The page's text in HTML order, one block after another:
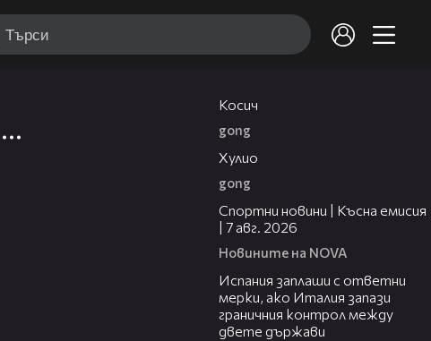
Косич
gong
Хулио
gong
Спортни новини | Късна емисия
| 7 авг. 2026
Новините на NOVA
Испания заплаши с ответни
мерки, ако Италия запази
граничния контрол между
двете държави